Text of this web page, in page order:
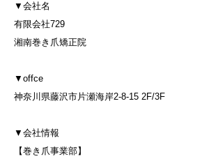
▼会社名
有限会社729
湘南巻き爪矯正院
▼offce
神奈川県藤沢市片瀬海岸2-8-15 2F/3F
▼会社情報
【巻き爪事業部】